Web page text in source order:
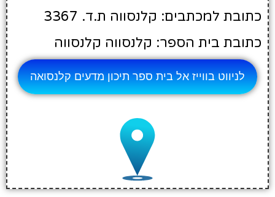
כתובת למכתבים: קלנסווה ת.ד. 3367
כתובת בית הספר: קלנסווה קלנסווה
לניווט בווייז אל בית ספר תיכון מדעים קלנסואה